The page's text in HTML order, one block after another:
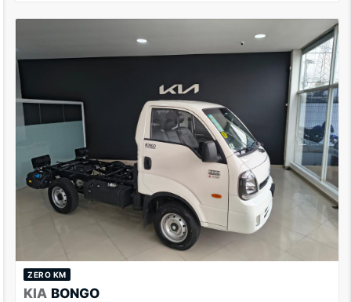
ZERO KM
KIA BONGO